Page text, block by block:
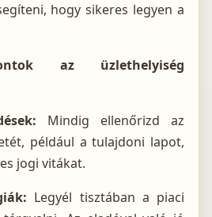
hogy sikeres legyen a
az üzlethelyiség
Mindig ellenőrizd az
például a tulajdoni lapot,
jogi vitákat.
Legyél tisztában a piaci